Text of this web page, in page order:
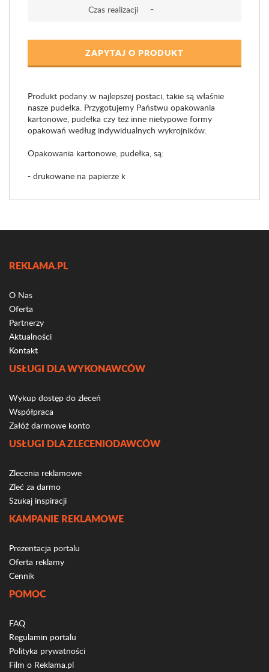
Czas realizacji -
ZAPYTAJ O PRODUKT
Produkt podany w najlepszej postaci, takie są właśnie
nasze pudełka. Przygotujemy Państwu opakowania
kartonowe, pudełka czy też inne nietypowe formy
opakowań według indywidualnych wykrojników.
Opakowania kartonowe, pudełka, są:
- drukowane na papierze k
REKLAMA.PL
O Nas
Oferta
Partnerzy
Aktualności
Kontakt
USŁUGI DLA WYKONAWCÓW
Wykup dostęp do zleceń
Współpraca
Załóż darmowe konto
USŁUGI DLA ZLECENIODAWCÓW
Zlecenia reklamowe
Zleć za darmo
Szukaj inspiracji
KAMPANIE REKLAMOWE
Prezentacja portalu
Oferta reklamy
Cennik
POMOC
FAQ
Regulamin portalu
Polityka prywatności
Film o Reklama.pl